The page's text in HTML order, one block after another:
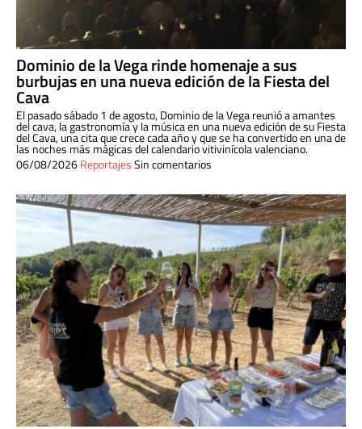
Dominio de la Vega rinde homenaje a sus
burbujas en una nueva edición de la Fiesta del
Cava
El pasado sábado 1 de agosto, Dominio de la Vega reunió a amantes
del cava, la gastronomía y la música en una nueva edición de su Fiesta
del Cava, una cita que crece cada año y que se ha convertido en una de
las noches más mágicas del calendario vitivinícola valenciano.
06/08/2026ReportajesSin comentarios